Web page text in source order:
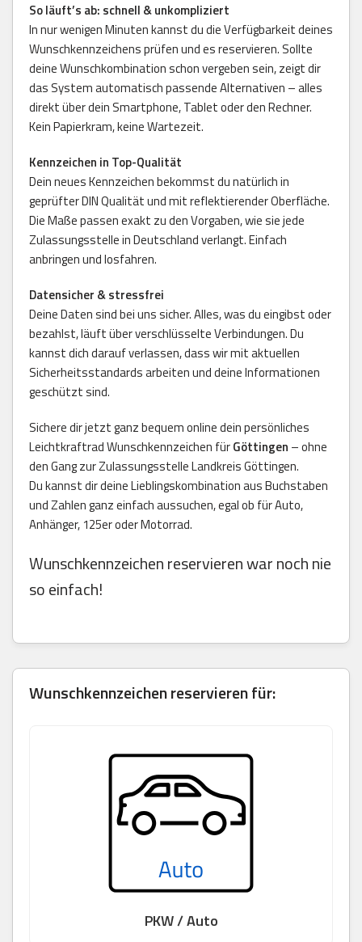
So läuft’s ab: schnell & unkompliziert
In nur wenigen Minuten kannst du die Verfügbarkeit deines
Wunschkennzeichens prüfen und es reservieren. Sollte
deine Wunschkombination schon vergeben sein, zeigt dir
das System automatisch passende Alternativen – alles
direkt über dein Smartphone, Tablet oder den Rechner.
Kein Papierkram, keine Wartezeit.
Kennzeichen in Top-Qualität
Dein neues Kennzeichen bekommst du natürlich in
geprüfter DIN Qualität und mit reflektierender Oberfläche.
Die Maße passen exakt zu den Vorgaben, wie sie jede
Zulassungsstelle in Deutschland verlangt. Einfach
anbringen und losfahren.
Datensicher & stressfrei
Deine Daten sind bei uns sicher. Alles, was du eingibst oder
bezahlst, läuft über verschlüsselte Verbindungen. Du
kannst dich darauf verlassen, dass wir mit aktuellen
Sicherheitsstandards arbeiten und deine Informationen
geschützt sind.
Sichere dir jetzt ganz bequem online dein persönliches
Leichtkraftrad Wunschkennzeichen fürGöttingen – ohne
den Gang zur Zulassungsstelle Landkreis Göttingen.
Du kannst dir deine Lieblingskombination aus Buchstaben
und Zahlen ganz einfach aussuchen, egal ob für Auto,
Anhänger, 125er oder Motorrad.
Wunschkennzeichen reservieren war noch nie
so einfach!
Wunschkennzeichen reservieren für:
PKW / Auto